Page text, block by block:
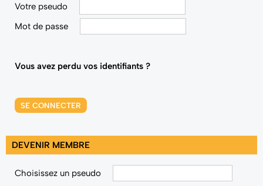
Votre pseudo
Mot de passe
Vous avez perdu vos identifiants ?
SE CONNECTER
DEVENIR MEMBRE
Choisissez un pseudo